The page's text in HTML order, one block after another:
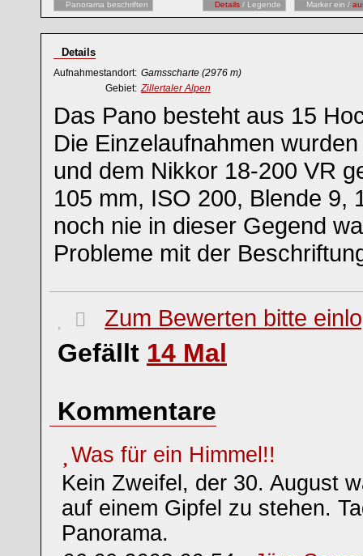
Panorama beschriften Details / Legende Marker ein /
Details
Aufnahmestandort: Gamsscharte (2976 m)
Gebiet: Zillertaler Alpen
Das Pano besteht aus 15
Die Einzelaufnahmen
und dem Nikkor 18-200 VR
105 mm, ISO 200, Blende 9,
noch nie in dieser Gegend
Probleme mit der
Zum Bewerten bitte
Gefällt 14 Mal
Kommentare
Was für ein Himmel!!
Kein Zweifel, der 30. August
auf einem Gipfel zu stehen.
Panorama.